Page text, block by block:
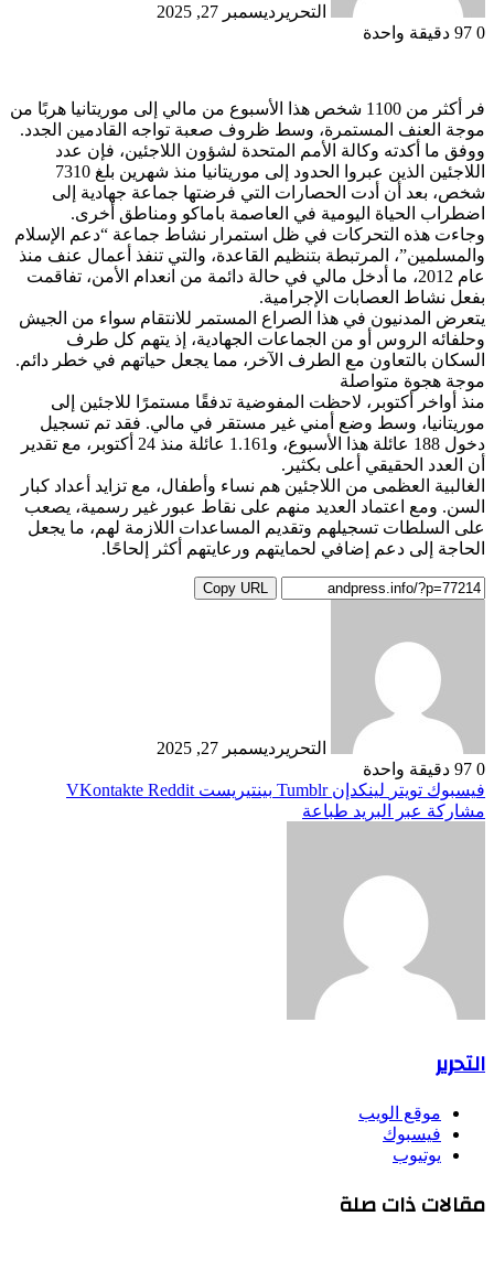
التحرير ديسمبر 27, 2025
0
دقيقة واحدة
فر أكثر من 1100 شخص هذا الأسبوع من مالي إلى موريتانيا هربًا من
موجة العنف المستمرة، وسط ظروف صعبة تواجه القادمين الجدد.
ووفق ما أكدته وكالة الأمم المتحدة لشؤون اللاجئين، فإن عدد
اللاجئين الذين عبروا الحدود إلى موريتانيا منذ شهرين بلغ 7310
شخص، بعد أن أدت الحصارات التي فرضتها جماعة جهادية إلى
اضطراب الحياة اليومية في العاصمة باماكو ومناطق أخرى.
وجاءت هذه التحركات في ظل استمرار نشاط جماعة “دعم الإسلام
والمسلمين”، المرتبطة بتنظيم القاعدة، والتي تنفذ أعمال عنف منذ
عام 2012، ما أدخل مالي في حالة دائمة من انعدام الأمن، تفاقمت
بفعل نشاط العصابات الإجرامية.
يتعرض المدنيون في هذا الصراع المستمر للانتقام سواء من الجيش
وحلفائه الروس أو من الجماعات الجهادية، إذ يتهم كل طرف
السكان بالتعاون مع الطرف الآخر، مما يجعل حياتهم في خطر دائم.
موجة هجوة متواصلة
منذ أواخر أكتوبر، لاحظت المفوضية تدفقًا مستمرًا للاجئين إلى
موريتانيا، وسط وضع أمني غير مستقر في مالي. فقد تم تسجيل
دخول 188 عائلة هذا الأسبوع، و1.161 عائلة منذ 24 أكتوبر، مع تقدير
أن العدد الحقيقي أعلى بكثير.
الغالبية العظمى من اللاجئين هم نساء وأطفال، مع تزايد أعداد كبار
السن. ومع اعتماد العديد منهم على نقاط عبور غير رسمية، يصعب
على السلطات تسجيلهم وتقديم المساعدات اللازمة لهم، ما يجعل
الحاجة إلى دعم إضافي لحمايتهم ورعايتهم أكثر إلحاحًا.
Copy URL
التحرير ديسمبر 27, 2025
0
دقيقة واحدة
فيسبوك تويتر لينكدإن بينتيريست
مشاركة عبر البريد طباعة
التحرير
موقع الويب
فيسبوك
يوتيوب
مقالات ذات صلة